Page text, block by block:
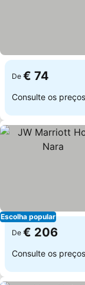
De € 74
Consulte os
Escolha popular
De € 206
Consulte os